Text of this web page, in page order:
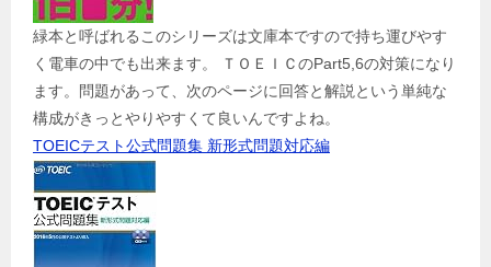
緑本と呼ばれるこのシリーズは文庫本ですので持ち運びやす
く電車の中でも出来ます。 ＴＯＥＩＣのPart5,6の対策になり
ます。問題があって、次のページに回答と解説という単純な
構成がきっとやりやすくて良いんですよね。
TOEICテスト公式問題集 新形式問題対応編